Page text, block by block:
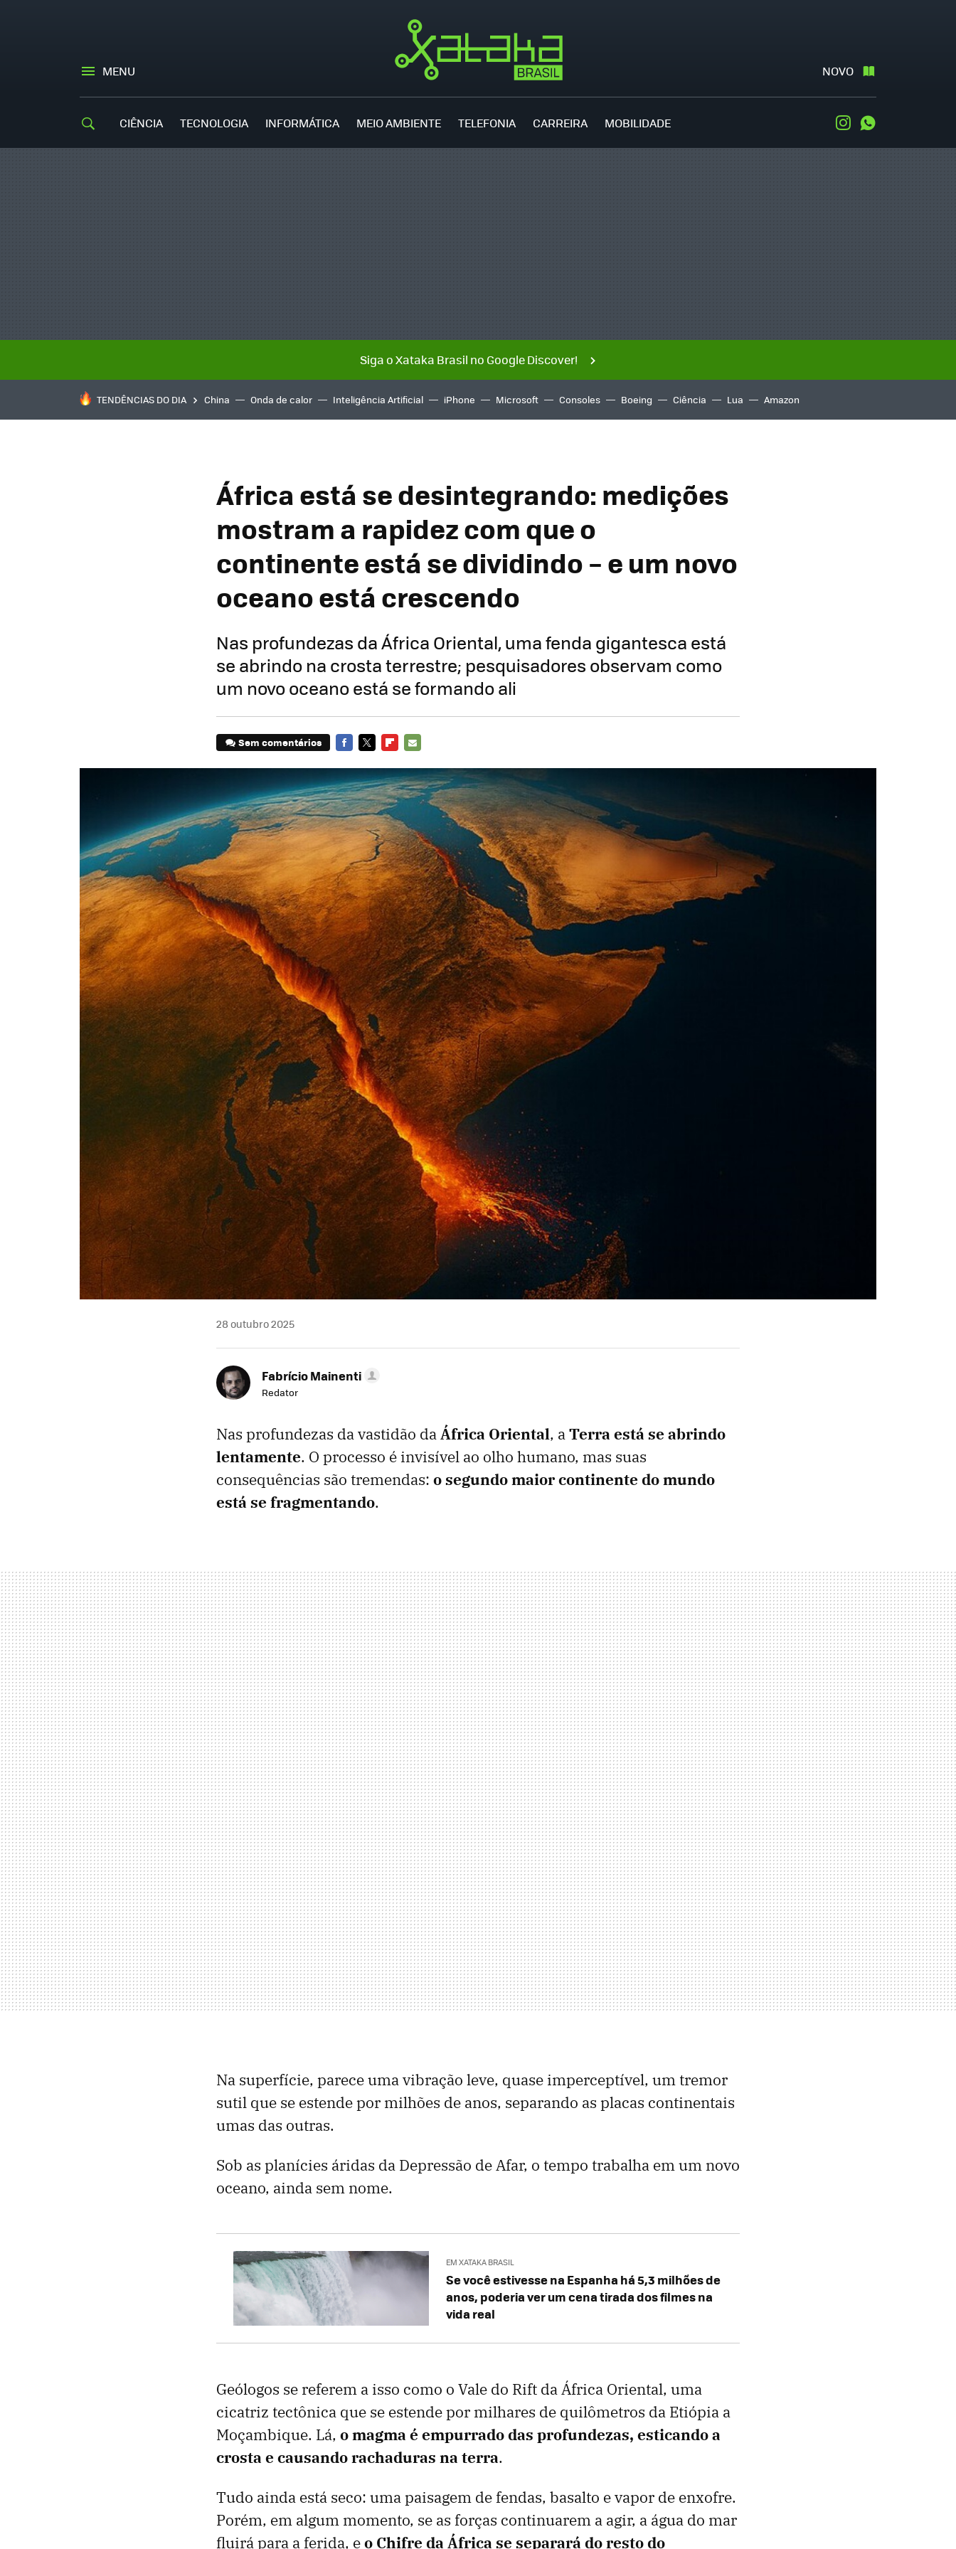
MENU NOVO
CIÊNCIA TECNOLOGIA INFORMÁTICA MEIO AMBIENTE TELEFONIA CARREIRA MOBILIDADE Instagram
Siga o Xataka Brasil no Google Discover!
TENDÊNCIAS DO DIA China Onda de calor Inteligência Artificial iPhone Microsoft Consoles Boeing Ciência Lua Amazon
África está se desintegrando: medições
mostram a rapidez com que o
continente está se dividindo – e um novo
oceano está crescendo
Nas profundezas da África Oriental, uma fenda gigantesca está
se abrindo na crosta terrestre; pesquisadores observam como
um novo oceano está se formando ali
Sem comentários
MAIL
28 outubro 2025
Fabrício Mainenti
Redator
Nas profundezas da vastidão daÁfrica Oriental, aTerra está se abrindo
lentamente. O processo é invisível ao olho humano, mas suas
consequências são tremendas: o segundo maior continente do mundo
está se fragmentando.
Na superfície, parece uma vibração leve, quase imperceptível, um tremor
sutil que se estende por milhões de anos, separando as placas continentais
umas das outras.
Sob as planícies áridas da Depressão de Afar, o tempo trabalha em um novo
oceano, ainda sem nome.
EM XATAKA BRASIL
Se você estivesse na Espanha há 5,3 milhões de
anos, poderia ver um cena tirada dos filmes na
vida real
Geólogos se referem a isso como o Vale do Rift da África Oriental, uma
cicatriz tectônica que se estende por milhares de quilômetros da Etiópia a
Moçambique. Lá, o magma é empurrado das profundezas, esticando a
crosta e causando rachaduras na terra.
Tudo ainda está seco: uma paisagem de fendas, basalto e vapor de enxofre.
Porém, em algum momento, se as forças continuarem a agir, a água do mar
fluirá para a ferida, eo Chifre da África se separará do resto do